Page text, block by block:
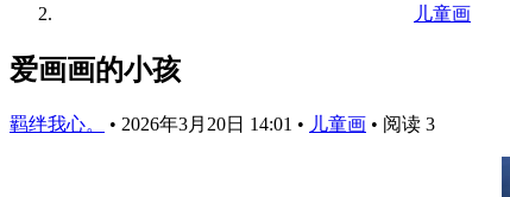
儿童画
爱画画的小孩
羁绊我心。 • 2026年3月20日 14:01 • 儿童画 • 阅读 3